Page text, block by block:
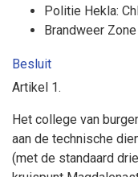
Politie Hekla:
Brandweer
Besluit
Artikel 1.
Het college van
aan de technische
(met de standaard